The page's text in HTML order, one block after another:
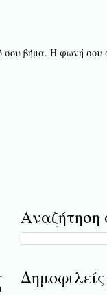
σου βήμα. Η φωνή σου
Αναζήτηση